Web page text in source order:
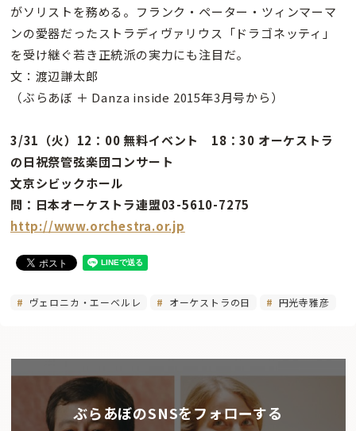
がソリストを務める。フランク・ペーター・ツィンマーマ
ンの愛器だったストラディヴァリウス「ドラゴネッティ」
を受け継ぐ若き正統派の実力にも注目だ。
文：渡辺謙太郎
（ぶらあぼ ＋ Danza inside 2015年3月号から）
3/31（火）12：00 無料イベント 18：30 オーケストラ
の日祝祭管弦楽団コンサート
文京シビックホール
問：日本オーケストラ連盟03-5610-7275
http://www.orchestra.or.jp
ヴェロニカ・エーベルレ オーケストラの日 円光寺雅彦
ぶらあぼのSNSをフォローする